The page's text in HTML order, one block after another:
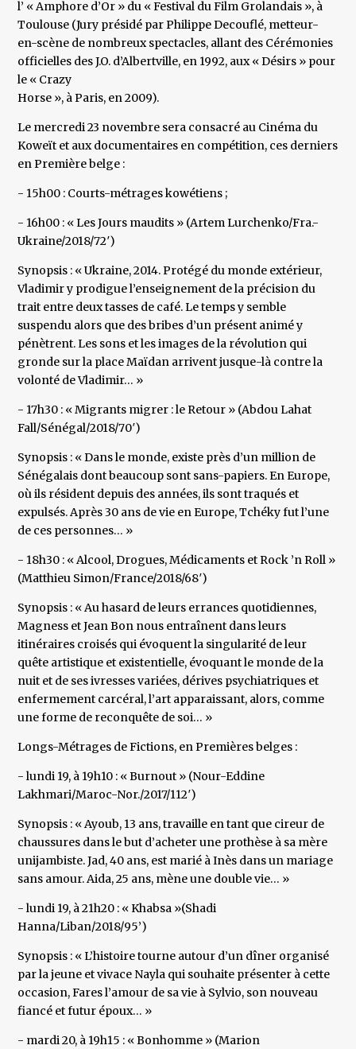
l’ « Amphore d’Or » du « Festival du Film Grolandais », à
Toulouse (Jury présidé par Philippe Decouflé, metteur-
en-scène de nombreux spectacles, allant des Cérémonies
officielles des J.O. d’Albertville, en 1992, aux « Désirs » pour
le « Crazy
Horse », à Paris, en 2009).
Le mercredi 23 novembre sera consacré au Cinéma du
Koweït et aux documentaires en compétition, ces derniers
en Première belge :
- 15h00 : Courts-métrages kowétiens ;
- 16h00 : « Les Jours maudits » (Artem Lurchenko/Fra.-
Ukraine/2018/72′)
Synopsis : « Ukraine, 2014. Protégé du monde extérieur,
Vladimir y prodigue l’enseignement de la précision du
trait entre deux tasses de café. Le temps y semble
suspendu alors que des bribes d’un présent animé y
pénètrent. Les sons et les images de la révolution qui
gronde sur la place Maïdan arrivent jusque-là contre la
volonté de Vladimir… »
- 17h30 : « Migrants migrer : le Retour » (Abdou Lahat
Fall/Sénégal/2018/70′)
Synopsis : « Dans le monde, existe près d’un million de
Sénégalais dont beaucoup sont sans-papiers. En Europe,
où ils résident depuis des années, ils sont traqués et
expulsés. Après 30 ans de vie en Europe, Tchéky fut l’une
de ces personnes… »
- 18h30 : « Alcool, Drogues, Médicaments et Rock ’n Roll »
(Matthieu Simon/France/2018/68′)
Synopsis : « Au hasard de leurs errances quotidiennes,
Magness et Jean Bon nous entraînent dans leurs
itinéraires croisés qui évoquent la singularité de leur
quête artistique et existentielle, évoquant le monde de la
nuit et de ses ivresses variées, dérives psychiatriques et
enfermement carcéral, l’art apparaissant, alors, comme
une forme de reconquête de soi… »
Longs-Métrages de Fictions, en Premières belges :
- lundi 19, à 19h10 : « Burnout » (Nour-Eddine
Lakhmari/Maroc-Nor./2017/112′)
Synopsis : « Ayoub, 13 ans, travaille en tant que cireur de
chaussures dans le but d’acheter une prothèse à sa mère
unijambiste. Jad, 40 ans, est marié à Inès dans un mariage
sans amour. Aida, 25 ans, mène une double vie… »
- lundi 19, à 21h20 : « Khabsa »(Shadi
Hanna/Liban/2018/95’)
Synopsis : « L’histoire tourne autour d’un dîner organisé
par la jeune et vivace Nayla qui souhaite présenter à cette
occasion, Fares l’amour de sa vie à Sylvio, son nouveau
fiancé et futur époux… »
- mardi 20, à 19h15 : « Bonhomme » (Marion